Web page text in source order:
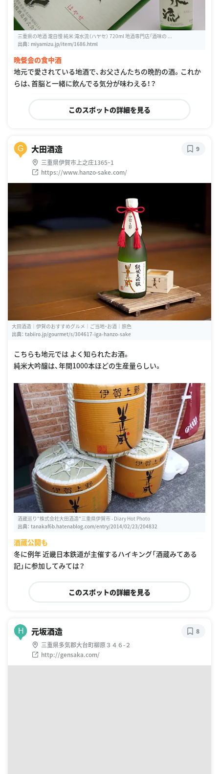
三重県の地酒 瀧自慢 純米 滝水流（ハヤセ） 720ml 地酒専門店「酒味の ...
出典： miyamizu.jp/item/1686.html
晩餐会の食中酒
地元で愛されている地酒で、お父さんたちの晩酌の酒。これか
らは、首脳と一緒に飲んでる気分が味わえる！？
このスポットの詳細を見る
G 大田酒造
三重県伊賀市上之庄1365ｰ1
https://www.hanzo-sake.com/
9
大田酒造｜伊賀のおすすめグルメ｜ご当地・お酒｜旅色
出典： tabiiro.jp/gourmet/s/304617-iga-hanzo-sake
こちらも地元では よく知られたお酒。
純米大吟醸は、年間1000本ほどの生産量らしい。
酒蔵巡り"株式会社大田酒造"三重県伊賀市 - Diary Hot Photo
出典： tanakaf6b.hatenablog.com/entry/2014/02/23/204832
酒蔵公開も
冬に例年 近畿日本鉄道が主催するハイキング「酒蔵みてある
記」に参加してみては？
このスポットの詳細を見る
H 元坂酒造
三重県多気郡大台町柳原３４６-２
http://gensaka.com/
8